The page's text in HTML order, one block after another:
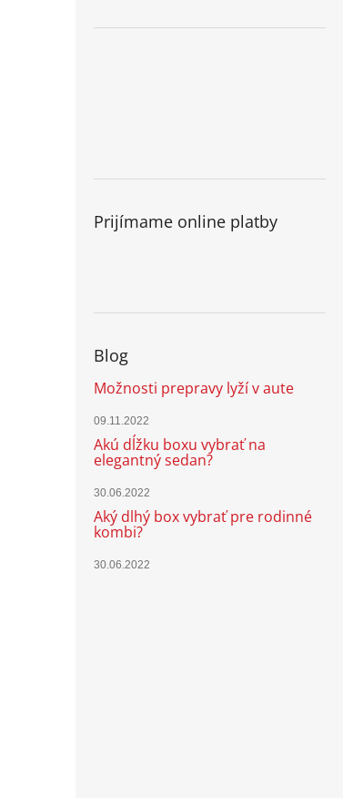
Prijímame online platby
Blog
Možnosti prepravy lyží v aute
09.11.2022
Akú dĺžku boxu vybrať na
elegantný sedan?
30.06.2022
Aký dlhý box vybrať pre rodinné
kombi?
30.06.2022